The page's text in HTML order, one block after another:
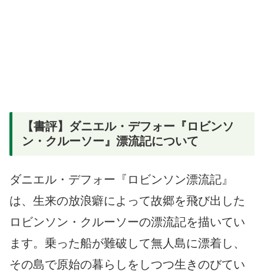
【書評】ダニエル・デフォー『ロビンソ
ン・クルーソー』漂流記について
ダニエル・デフォー『ロビンソン漂流記』
は、生来の放浪癖によって故郷を飛び出した
ロビンソン・クルーソーの漂流記を描いてい
ます。乗った船が難破して無人島に漂着し、
その島で原始の暮らしをしつつ生きのびてい